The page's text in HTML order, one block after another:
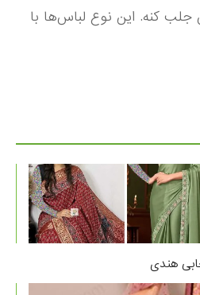
کنه. این نوع لباس‌ها با
هندی